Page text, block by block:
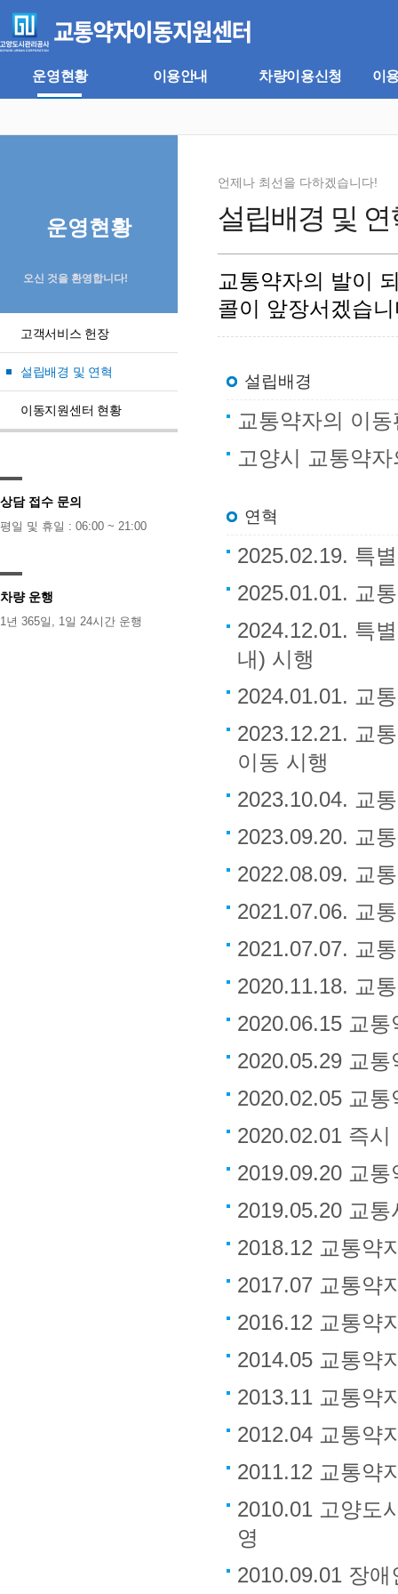
뉴
바
기
바
로
운영현황 이용안내 차량이용신청 이
운영현황
오신 것을 환영합니다!
고객서비스 헌장
설립배경 및 연혁
이동지원센터 현황
상담 접수 문의
평일 및 휴일 : 06:00 ~ 21:00
차량 운행
1년 365일, 1일 24시간 운행
설립배경 및 연
언제나 최선을 다하겠습니다!
교통약자의 발이
콜이 앞장서겠습
설립배경
교통약자의 이
고양시 교통약
연혁
2025.02.19. 특
2025.01.01. 교
2024.12.01. 특
내) 시행
2024.01.01. 교
2023.12.21. 교
이동 시행
2023.10.04. 교
2023.09.20. 교
2022.08.09. 교
2021.07.06. 교
2021.07.07. 교
2020.11.18. 교
2020.06.15 교
2020.05.29 교
2020.02.05 교
2020.02.01 즉
2019.09.20 교
2019.05.20 교
2018.12 교통약
2017.07 교통약
2016.12 교통약
2014.05 교통약
2013.11 교통약
2012.04 교통약
2011.12 교통약
2010.01 고양도
영
2010.09.01 장